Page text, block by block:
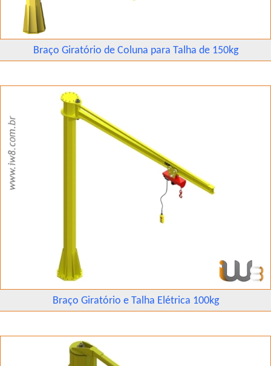
Braço Giratório de Coluna para Talha de 150kg
Braço Giratório e Talha Elétrica 100kg